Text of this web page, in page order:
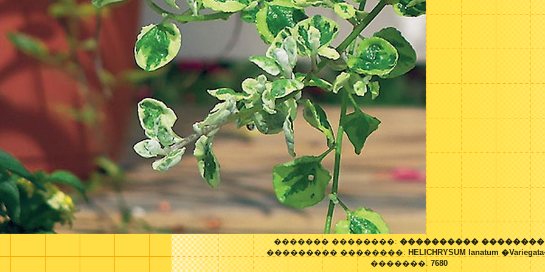
������� ��������: ���������� ��������
��������� ��������: HELICHRYSUM lanatum
�������: 7680